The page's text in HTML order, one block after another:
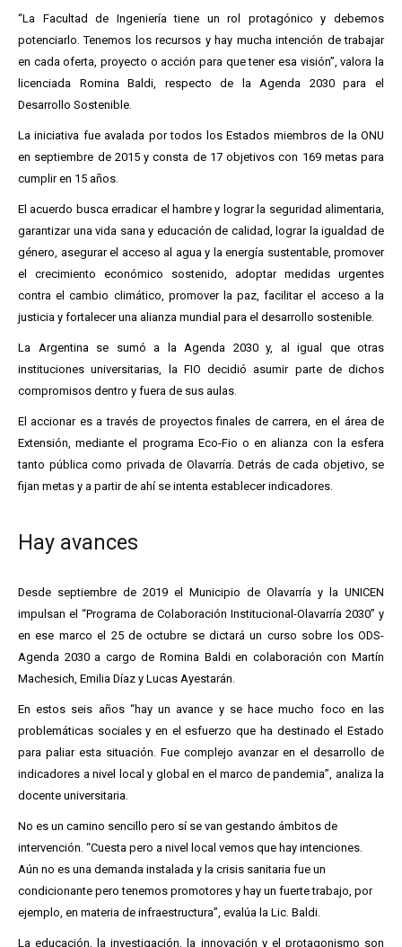
“La Facultad de Ingeniería tiene un rol protagónico y debemos
potenciarlo. Tenemos los recursos y hay mucha intención de trabajar
en cada oferta, proyecto o acción para que tener esa visión”, valora la
licenciada Romina Baldi, respecto de la Agenda 2030 para el
Desarrollo Sostenible.
La iniciativa fue avalada por todos los Estados miembros de la ONU
en septiembre de 2015 y consta de 17 objetivos con 169 metas para
cumplir en 15 años.
El acuerdo busca erradicar el hambre y lograr la seguridad alimentaria,
garantizar una vida sana y educación de calidad, lograr la igualdad de
género, asegurar el acceso al agua y la energía sustentable, promover
el crecimiento económico sostenido, adoptar medidas urgentes
contra el cambio climático, promover la paz, facilitar el acceso a la
justicia y fortalecer una alianza mundial para el desarrollo sostenible.
La Argentina se sumó a la Agenda 2030 y, al igual que otras
instituciones universitarias, la FIO decidió asumir parte de dichos
compromisos dentro y fuera de sus aulas.
El accionar es a través de proyectos finales de carrera, en el área de
Extensión, mediante el programa Eco-Fio o en alianza con la esfera
tanto pública como privada de Olavarría. Detrás de cada objetivo, se
fijan metas y a partir de ahí se intenta establecer indicadores.
Hay avances
Desde septiembre de 2019 el Municipio de Olavarría y la UNICEN
impulsan el “Programa de Colaboración Institucional-Olavarría 2030” y
en ese marco el 25 de octubre se dictará un curso sobre los ODS-
Agenda 2030 a cargo de Romina Baldi en colaboración con Martín
Machesich, Emilia Díaz y Lucas Ayestarán.
En estos seis años “hay un avance y se hace mucho foco en las
problemáticas sociales y en el esfuerzo que ha destinado el Estado
para paliar esta situación. Fue complejo avanzar en el desarrollo de
indicadores a nivel local y global en el marco de pandemia”, analiza la
docente universitaria.
No es un camino sencillo pero sí se van gestando ámbitos de
intervención. “Cuesta pero a nivel local vemos que hay intenciones.
Aún no es una demanda instalada y la crisis sanitaria fue un
condicionante pero tenemos promotores y hay un fuerte trabajo, por
ejemplo, en materia de infraestructura”, evalúa la Lic. Baldi.
La educación, la investigación, la innovación y el protagonismo son